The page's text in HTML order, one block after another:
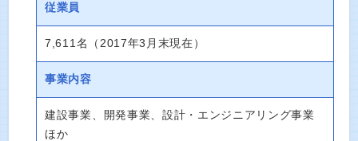
従業員
7,611名（2017年3月末現在）
事業内容
建設事業、開発事業、設計・エンジニアリング事業
ほか